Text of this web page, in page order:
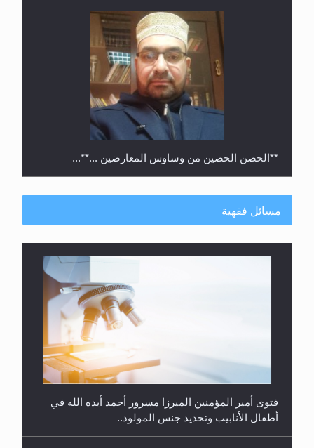
**الحصن الحصين من وساوس المعارضين ...**...
مسائل فقهية
فتوى أمير المؤمنين الميرزا مسرور أحمد أيده الله في
أطفال الأنابيب وتحديد جنس المولود..